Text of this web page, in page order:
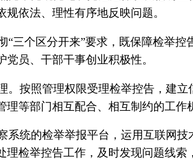
依法、理性有序地反映问题。
“三个区分开来”要求，既保障检举控
员、干部干事创业积极性。
。按照管理权限受理检举控告，建立
等部门相互配合、相互制约的工作
统的检举举报平台，运用互联网技
理检举控告工作，及时发现问题线索